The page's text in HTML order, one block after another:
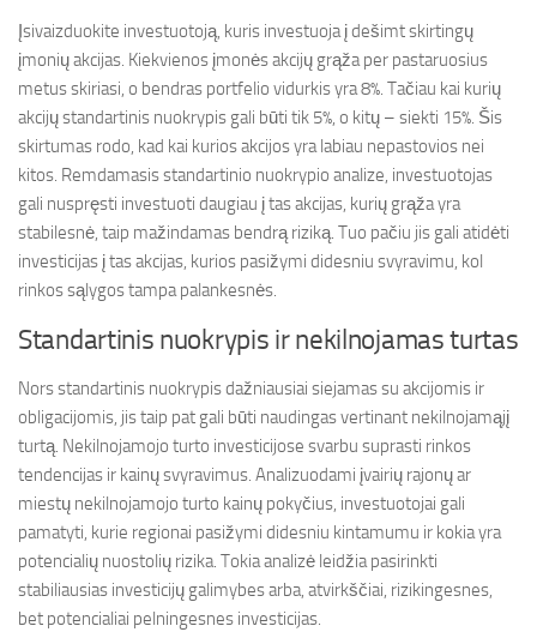
Įsivaizduokite investuotoją, kuris investuoja į dešimt skirtingų
įmonių akcijas. Kiekvienos įmonės akcijų grąža per pastaruosius
metus skiriasi, o bendras portfelio vidurkis yra 8%. Tačiau kai kurių
akcijų standartinis nuokrypis gali būti tik 5%, o kitų – siekti 15%. Šis
skirtumas rodo, kad kai kurios akcijos yra labiau nepastovios nei
kitos. Remdamasis standartinio nuokrypio analize, investuotojas
gali nuspręsti investuoti daugiau į tas akcijas, kurių grąža yra
stabilesnė, taip mažindamas bendrą riziką. Tuo pačiu jis gali atidėti
investicijas į tas akcijas, kurios pasižymi didesniu svyravimu, kol
rinkos sąlygos tampa palankesnės.
Standartinis nuokrypis ir nekilnojamas turtas
Nors standartinis nuokrypis dažniausiai siejamas su akcijomis ir
obligacijomis, jis taip pat gali būti naudingas vertinant nekilnojamąjį
turtą. Nekilnojamojo turto investicijose svarbu suprasti rinkos
tendencijas ir kainų svyravimus. Analizuodami įvairių rajonų ar
miestų nekilnojamojo turto kainų pokyčius, investuotojai gali
pamatyti, kurie regionai pasižymi didesniu kintamumu ir kokia yra
potencialių nuostolių rizika. Tokia analizė leidžia pasirinkti
stabiliausias investicijų galimybes arba, atvirkščiai, rizikingesnes,
bet potencialiai pelningesnes investicijas.